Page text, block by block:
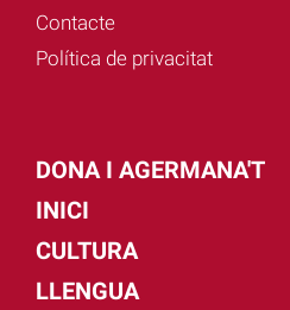
Contacte
Política de privacitat
DONA I AGERMANA'T
INICI
CULTURA
LLENGUA